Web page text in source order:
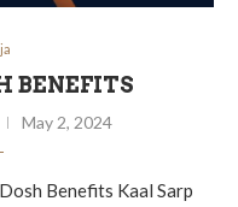
BENEFITS
May 2, 2024
Benefits Kaal Sarp